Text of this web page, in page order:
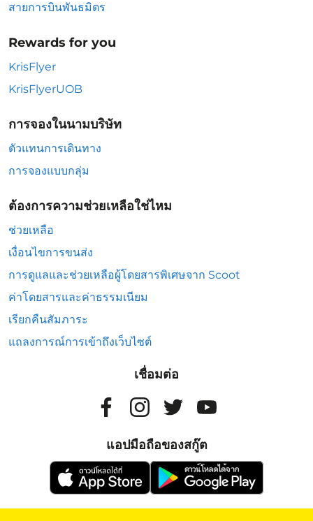
สายการบินพันธมิตร
Rewards for you
KrisFlyer
KrisFlyerUOB
การจองในนามบริษัท
ตัวแทนการเดินทาง
การจองแบบกลุ่ม
ต้องการความช่วยเหลือใช่ไหม
ช่วยเหลือ
เงื่อนไขการขนส่ง
การดูแลและช่วยเหลือผู้โดยสารพิเศษจาก Scoot
ค่าโดยสารและค่าธรรมเนียม
เรียกคืนสัมภาระ
แถลงการณ์การเข้าถึงเว็บไซต์
เชื่อมต่อ
แอปมือถือของสกู๊ต